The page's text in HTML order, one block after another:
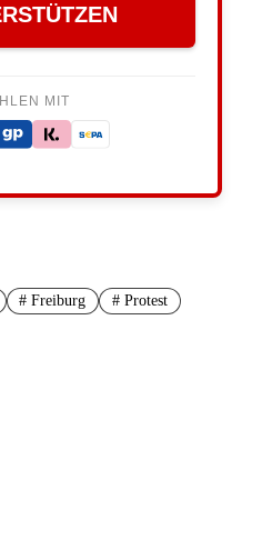
MIT
# Freiburg # Protest